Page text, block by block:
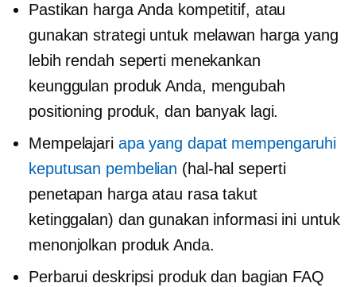
Pastikan harga Anda kompetitif, atau
gunakan strategi untuk melawan harga yang
lebih rendah seperti menekankan
keunggulan produk Anda, mengubah
positioning produk, dan banyak lagi.
Mempelajari apa yang dapat mempengaruhi
keputusan pembelian (hal-hal seperti
penetapan harga atau rasa takut
ketinggalan) dan gunakan informasi ini untuk
menonjolkan produk Anda.
Perbarui deskripsi produk dan bagian FAQ